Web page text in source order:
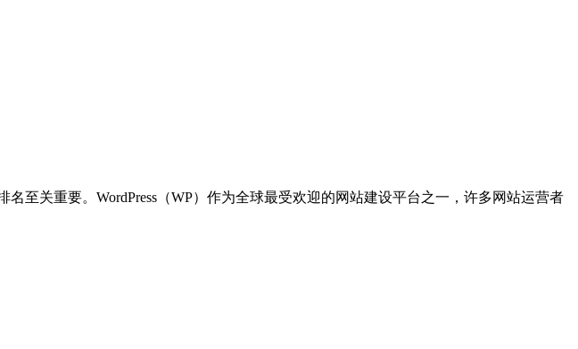
至关重要。WordPress（WP）作为全球最受欢迎的网站建设平台之一，许多网站运营者